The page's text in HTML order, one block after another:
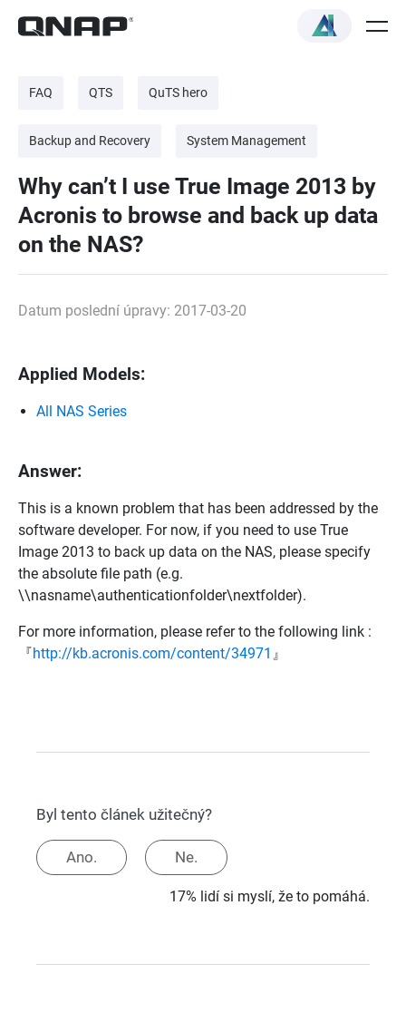
FAQ QTS QuTS hero
Backup and Recovery System Management
Why can’t I use True Image 2013 by
Acronis to browse and back up data
on the NAS?
Datum poslední úpravy: 2017-03-20
Applied Models:
All NAS Series
Answer:
This is a known problem that has been addressed by the
software developer. For now, if you need to use True
Image 2013 to back up data on the NAS, please specify
the absolute file path (e.g.
\\nasname\authenticationfolder\nextfolder).
For more information, please refer to the following link :
『http://kb.acronis.com/content/34971 』
Byl tento článek užitečný?
Ano. Ne.
17% lidí si myslí, že to pomáhá.